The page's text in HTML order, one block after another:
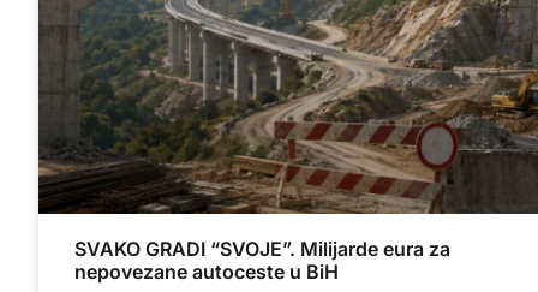
SVAKO GRADI “SVOJE”. Milijarde eura za
nepovezane autoceste u BiH